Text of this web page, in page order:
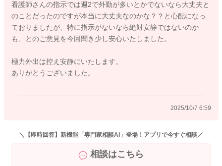
なのでえちさんのお考えで良くなってくるのではないかと思い
ました。
どうぞよろしくお願いします。
看護師さんの指示では週2で外勤が多いとかでないなら大丈夫と
のことだったのですが本当に大丈夫なのかな？？と心配になっ
ておりましたが、特に指示がないなら絶対安静ではないのか
も、とのご意見を今回聞き少し安心いたしました。
極力外出は控え安静にいたします。
ありがとうございました。
2025/10/7 6:59
＼【即時回答】新機能「専門家相談AI」登場！アプリで今すぐ相談／
相談はこちら